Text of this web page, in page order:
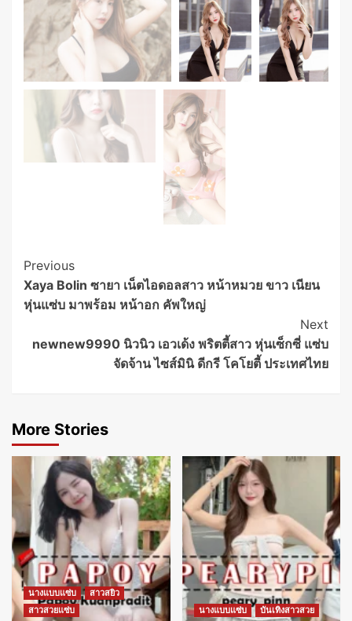
Post
Navigation
Previous
Xaya Bolin ซายา เน็ตไอดอลสาว หน้าหมวย ขาว เนียน
หุ่นแซ่บ มาพร้อม หน้าอก คัพใหญ่
Next
newnew9990 นิวนิว เอวเด้ง พริตตี้สาว หุ่นเซ็กซี่ แซ่บ
จัดจ้าน ไซส์มินิ ดีกรี โคโยตี้ ประเทศไทย
More Stories
นางแบบแซ่บ
สาวสยิว
สาวสวยแซ่บ
นางแบบแซ่บ บันเทิงสาวสวย